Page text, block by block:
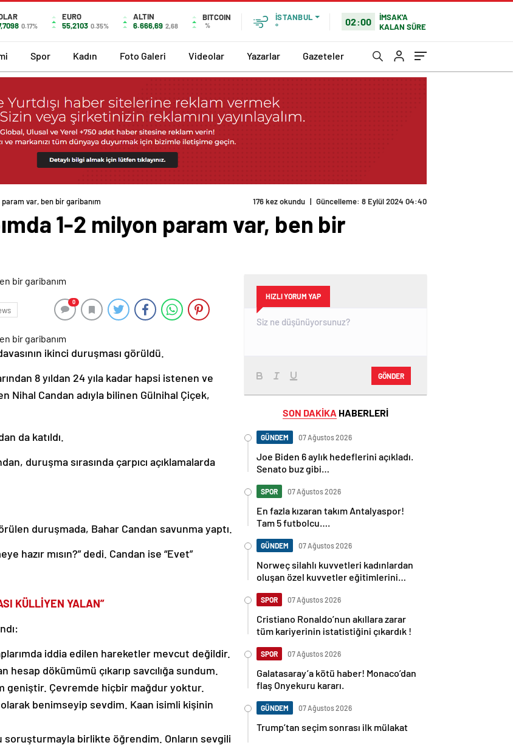
0.17%
EURO
55,2103 0.35%
ALTIN
6.666,69 2,68
BITCOIN
%
İSTANBUL
°
02:00
İMSAK'A
KALAN SÜRE
Spor Kadın Foto Galeri Videolar Yazarlar Gazeteler
var, ben bir garibanım 176 kez okundu | Güncelleme: 8 Eylül 2024 04:40
1-2 milyon param var, ben bir
0
ikinci duruşması görüldü.
8 yıldan 24 yıla kadar hapsi istenen ve
Nihal Candan adıyla bilinen Gülnihal Çiçek,
da katıldı.
duruşma sırasında çarpıcı açıklamalarda
duruşmada, Bahar Candan savunma yaptı.
hazır mısın?” dedi. Candan ise “Evet”
KÜLLİYEN YALAN”
iddia edilen hareketler mevcut değildir.
dökümümü çıkarıp savcılığa sundum.
geniştir. Çevremde hiçbir mağdur yoktur.
benimseyip sevdim. Kaan isimli kişinin
soruşturmayla birlikte öğrendim. Onların sevgili
HIZLI YORUM YAP
GÖNDER
SON DAKİKA HABERLERİ
GÜNDEM 07 Ağustos 2026
Joe Biden 6 aylık hedeflerini açıkladı.
Senato buz gibi…
SPOR 07 Ağustos 2026
En fazla kızaran takım Antalyaspor!
Tam 5 futbolcu….
GÜNDEM 07 Ağustos 2026
Norweç silahlı kuvvetleri kadınlardan
oluşan özel kuvvetler eğitimlerini
SPOR 07 Ağustos 2026
Cristiano Ronaldo’nun akıllara zarar
tüm kariyerinin istatistiğini çıkardık !
SPOR 07 Ağustos 2026
Galatasaray’a kötü haber! Monaco’dan
flaş Onyekuru kararı.
GÜNDEM 07 Ağustos 2026
Trump’tan seçim sonrası ilk mülakat